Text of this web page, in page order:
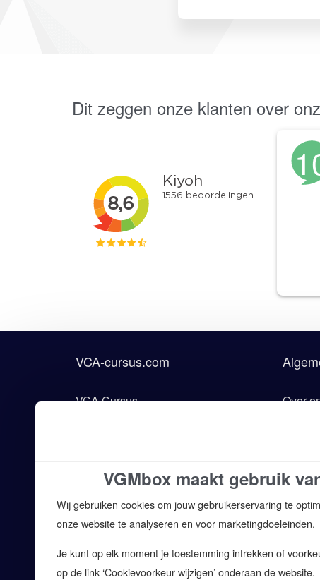
Dit zeggen onze klanten over
VCA-cursus.com
VCA Cursus
VCA Training
VCA Locaties
VCA Nieuws
Over
VGMbox maakt gebruik
Wij gebruiken cookies om jouw gebruikerservaring te
onze website te analyseren en voor marketingdoeleinden.
Je kunt op elk moment je toestemming intrekken of
op de link ‘Cookievoorkeur wijzigen’ onderaan de website.